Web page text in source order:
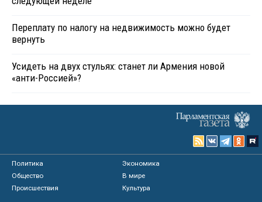
Переплату по налогу на недвижимость можно будет
вернуть
Усидеть на двух стульях: станет ли Армения новой
«анти-Россией»?
Политика
Экономика
Общество
В мире
Происшествия
Культура